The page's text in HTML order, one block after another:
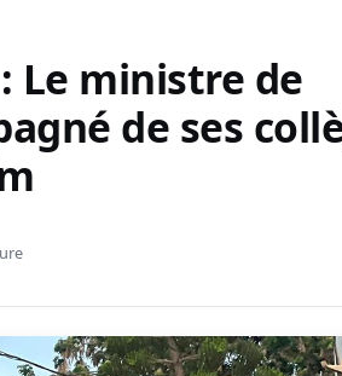
Le ministre de
de ses